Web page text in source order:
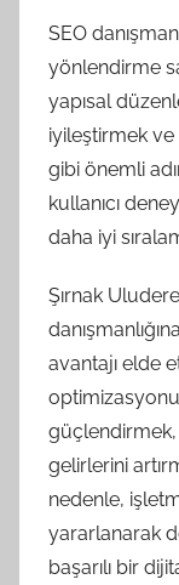
SEO
yönlendirme
yapısal
iyileştirmek
gibi önemli
kullanıcı
daha iyi
Şırnak
avantajı elde
güçlendirmek,
gelirlerini
nedenle,
yararlanarak
başarılı bir